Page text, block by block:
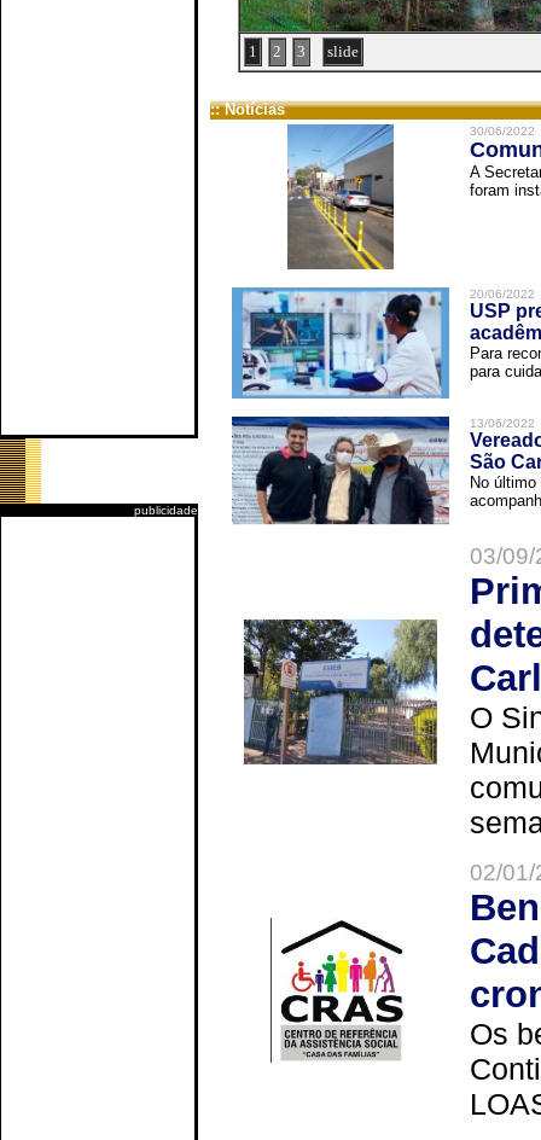
publicidade
1 2 3 slide
:: Notícias
30/06/2022
A
foram
20/06/2022
USP
Para
para
13/06/2022
São
No
03/
O
02/
Os